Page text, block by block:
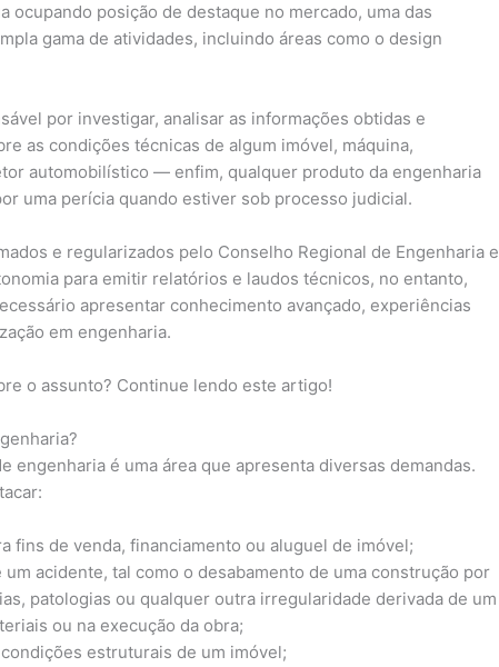
ocupando posição de destaque no mercado, uma das
gama de atividades, incluindo áreas como o design
por investigar, analisar as informações obtidas e
as condições técnicas de algum imóvel, máquina,
automobilístico — enfim, qualquer produto da engenharia
uma perícia quando estiver sob processo judicial.
e regularizados pelo Conselho Regional de Engenharia e
para emitir relatórios e laudos técnicos, no entanto,
apresentar conhecimento avançado, experiências
em engenharia.
o assunto? Continue lendo este artigo!
engenharia é uma área que apresenta diversas demandas.
fins de venda, financiamento ou aluguel de imóvel;
um acidente, tal como o desabamento de uma construção por
patologias ou qualquer outra irregularidade derivada de um
ou na execução da obra;
estruturais de um imóvel;